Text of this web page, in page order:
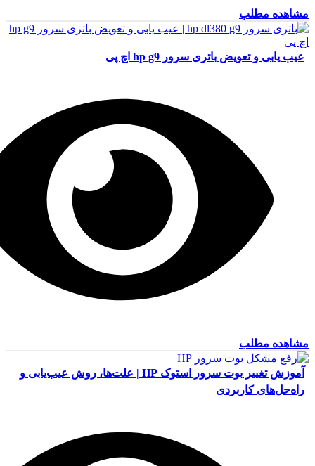
مشاهده مطلب
عیب یابی و تعویض باتری سرور hp g9 اچ پی
مشاهده مطلب
آموزش تغییر بوت سرور استوک HP | علت‌ها، روش عیب‌یابی و
راه‌حل‌های کاربردی